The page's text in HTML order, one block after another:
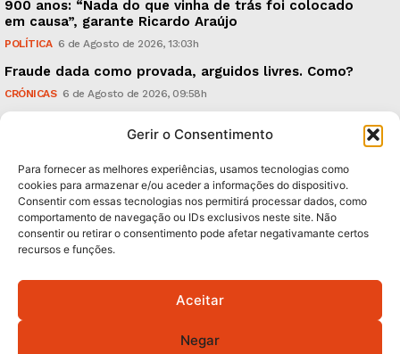
Gerir o Consentimento
Para fornecer as melhores experiências, usamos tecnologias como
cookies para armazenar e/ou aceder a informações do dispositivo.
Consentir com essas tecnologias nos permitirá processar dados, como
comportamento de navegação ou IDs exclusivos neste site. Não
consentir ou retirar o consentimento pode afetar negativamante certos
recursos e funções.
Aceitar
Negar
900 anos: “Nada do que vinha de trás foi colocado
em causa”, garante Ricardo Araújo
POLÍTICA 6 de Agosto de 2026, 13:03h
Fraude dada como provada, arguidos livres. Como?
CRÓNICAS 6 de Agosto de 2026, 09:58h
Subscreva Newsletter:
QUERO ADERIR